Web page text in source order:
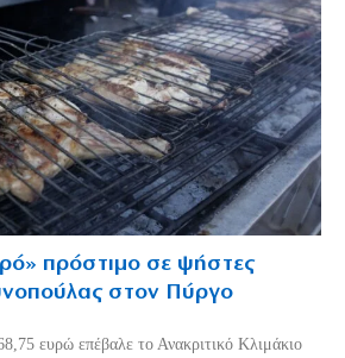
πρόστιμο σε ψήστες
στον Πύργο
ευρώ επέβαλε το Ανακριτικό Κλιμάκιο